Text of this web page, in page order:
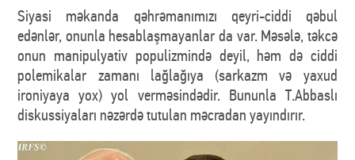
Siyasi məkanda qəhrəmanımızı qeyri-ciddi qəbul
edənlər, onunla hesablaşmayanlar da var. Məsələ, təkcə
onun manipulyativ populizmində deyil, həm də ciddi
polemikalar zamanı lağlağıya (sarkazm və yaxud
ironiyaya yox) yol verməsindədir. Bununla T.Abbaslı
diskussiyaları nəzərdə tutulan məcradan yayındırır.